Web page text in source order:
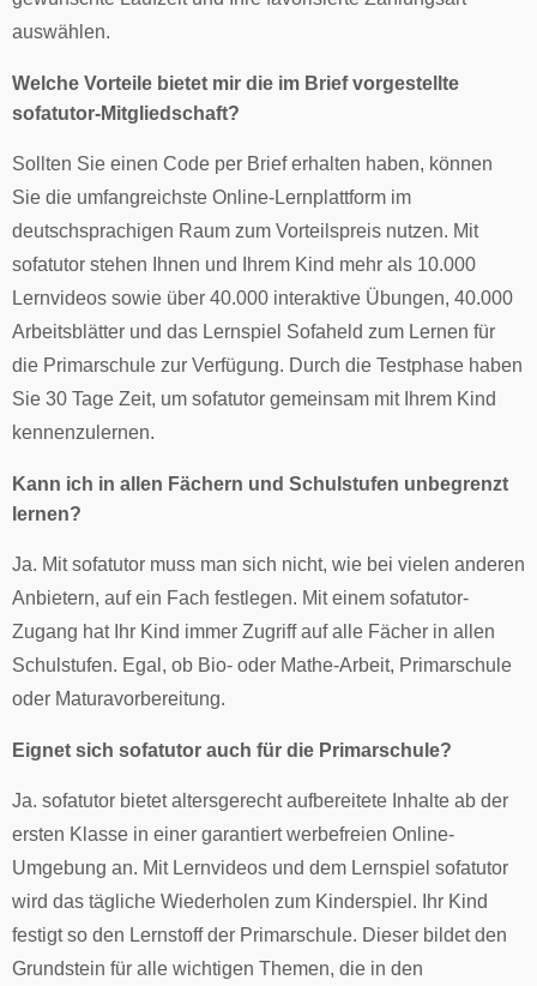
auswählen.
Welche Vorteile bietet mir die im Brief vorgestellte
sofatutor-Mitgliedschaft?
Sollten Sie einen Code per Brief erhalten haben, können
Sie die umfangreichste Online-Lernplattform im
deutschsprachigen Raum zum Vorteilspreis nutzen. Mit
sofatutor stehen Ihnen und Ihrem Kind mehr als 10.000
Lernvideos sowie über 40.000 interaktive Übungen, 40.000
Arbeitsblätter und das Lernspiel Sofaheld zum Lernen für
die Primarschule zur Verfügung. Durch die Testphase haben
Sie 30 Tage Zeit, um sofatutor gemeinsam mit Ihrem Kind
kennenzulernen.
Kann ich in allen Fächern und Schulstufen unbegrenzt
lernen?
Ja. Mit sofatutor muss man sich nicht, wie bei vielen anderen
Anbietern, auf ein Fach festlegen. Mit einem sofatutor-
Zugang hat Ihr Kind immer Zugriff auf alle Fächer in allen
Schulstufen. Egal, ob Bio- oder Mathe-Arbeit, Primarschule
oder Maturavorbereitung.
Eignet sich sofatutor auch für die Primarschule?
Ja. sofatutor bietet altersgerecht aufbereitete Inhalte ab der
ersten Klasse in einer garantiert werbefreien Online-
Umgebung an. Mit Lernvideos und dem Lernspiel sofatutor
wird das tägliche Wiederholen zum Kinderspiel. Ihr Kind
festigt so den Lernstoff der Primarschule. Dieser bildet den
Grundstein für alle wichtigen Themen, die in den